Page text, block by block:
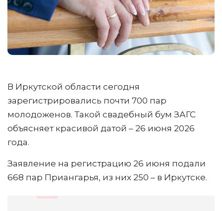
В Иркутской области сегодня
зарегистрировались почти 700 пар
молодоженов. Такой свадебный бум ЗАГС
объясняет красивой датой – 26 июня 2026
года.
Заявление на регистрацию 26 июня подали
668 пар Приангарья, из них 250 – в Иркутске.